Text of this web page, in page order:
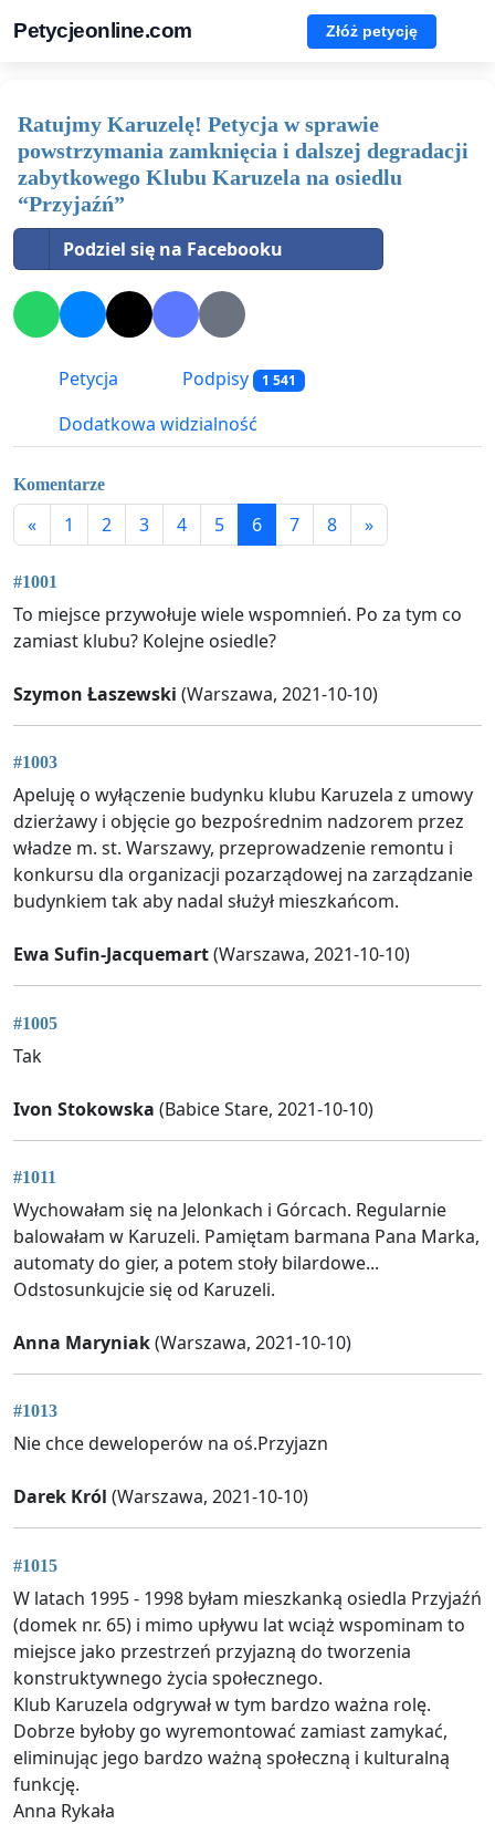
Petycjeonline.com Złóż petycję
Ratujmy Karuzelę! Petycja w sprawie
powstrzymania zamknięcia i dalszej degradacji
zabytkowego Klubu Karuzela na osiedlu
“Przyjaźń”
Podziel się na Facebooku
Petycja Podpisy 1 541
Dodatkowa widzialność
Komentarze
« 1 2 3 4 5 6 7 8 »
#1001
To miejsce przywołuje wiele wspomnień. Po za tym co
zamiast klubu? Kolejne osiedle?
Szymon Łaszewski (Warszawa, 2021-10-10)
#1003
Apeluję o wyłączenie budynku klubu Karuzela z umowy
dzierżawy i objęcie go bezpośrednim nadzorem przez
władze m. st. Warszawy, przeprowadzenie remontu i
konkursu dla organizacji pozarządowej na zarządzanie
budynkiem tak aby nadal służył mieszkańcom.
Ewa Sufin-Jacquemart(Warszawa, 2021-10-10)
#1005
Tak
Ivon Stokowska (Babice Stare, 2021-10-10)
#1011
Wychowałam się na Jelonkach i Górcach. Regularnie
balowałam w Karuzeli. Pamiętam barmana Pana Marka,
automaty do gier, a potem stoły bilardowe...
Odstosunkujcie się od Karuzeli.
Anna Maryniak(Warszawa, 2021-10-10)
#1013
Nie chce deweloperów na oś.Przyjazn
Darek Król (Warszawa, 2021-10-10)
#1015
W latach 1995 - 1998 byłam mieszkanką osiedla Przyjaźń
(domek nr. 65) i mimo upływu lat wciąż wspominam to
miejsce jako przestrzeń przyjazną do tworzenia
konstruktywnego życia społecznego.
Klub Karuzela odgrywał w tym bardzo ważna rolę.
Dobrze byłoby go wyremontować zamiast zamykać,
eliminując jego bardzo ważną społeczną i kulturalną
funkcję.
Anna Rykała